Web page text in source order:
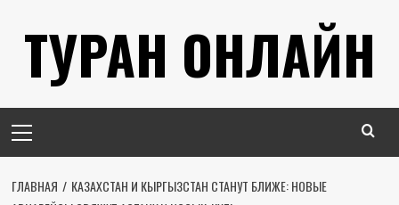
содержимому
ТУРАН ОНЛАЙН
меню
ГЛАВНАЯ
КАЗАХСТАН И КЫРГЫЗСТАН СТАНУТ БЛИЖЕ: НОВЫЕ